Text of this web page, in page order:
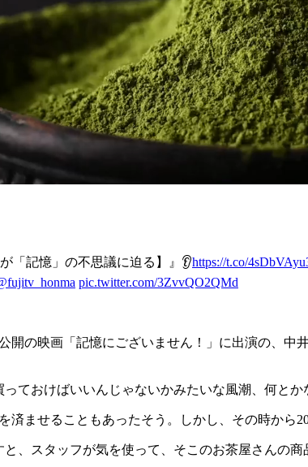
が「記憶」の不思議に迫る】』👂https://t.co/
pic.twitter.com/3ZvvQO2QMd
開の映画「記憶にございません！」に出演の、
ておけばいいんじゃないかみたいな風潮、何とか
ませることもあったそう。しかし、その時から
、スタッフが気を使って、そこのお茶屋さんの